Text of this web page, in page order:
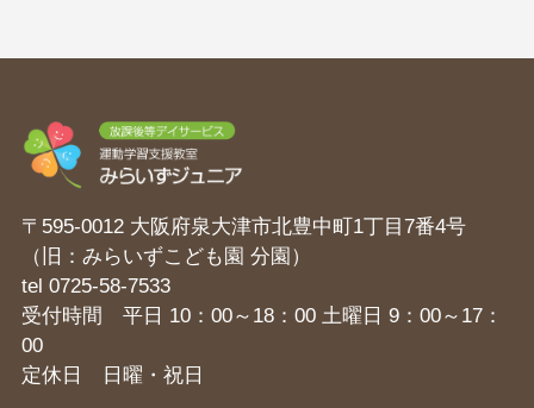
〒595-0012 大阪府泉大津市北豊中町1丁目7番4号
（旧：みらいずこども園 分園）
tel 0725-58-7533
受付時間 平日 10：00～18：00 土曜日 9：00～17：
00
定休日 日曜・祝日